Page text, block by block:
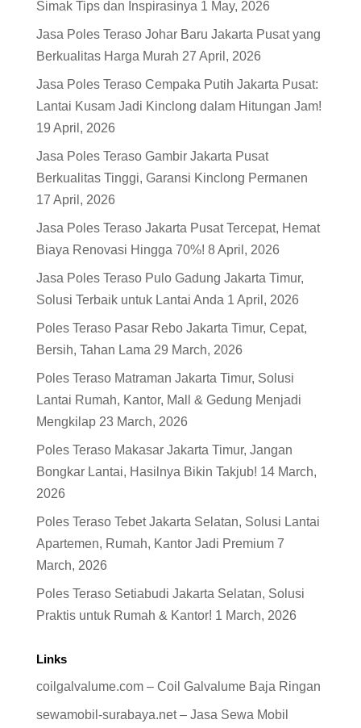
Simak Tips dan Inspirasinya 1 May, 2026
Jasa Poles Teraso Johar Baru Jakarta Pusat yang
Berkualitas Harga Murah 27 April, 2026
Jasa Poles Teraso Cempaka Putih Jakarta Pusat:
Lantai Kusam Jadi Kinclong dalam Hitungan Jam!
19 April, 2026
Jasa Poles Teraso Gambir Jakarta Pusat
Berkualitas Tinggi, Garansi Kinclong Permanen
17 April, 2026
Jasa Poles Teraso Jakarta Pusat Tercepat, Hemat
Biaya Renovasi Hingga 70%! 8 April, 2026
Jasa Poles Teraso Pulo Gadung Jakarta Timur,
Solusi Terbaik untuk Lantai Anda 1 April, 2026
Poles Teraso Pasar Rebo Jakarta Timur, Cepat,
Bersih, Tahan Lama 29 March, 2026
Poles Teraso Matraman Jakarta Timur, Solusi
Lantai Rumah, Kantor, Mall & Gedung Menjadi
Mengkilap 23 March, 2026
Poles Teraso Makasar Jakarta Timur, Jangan
Bongkar Lantai, Hasilnya Bikin Takjub! 14 March,
2026
Poles Teraso Tebet Jakarta Selatan, Solusi Lantai
Apartemen, Rumah, Kantor Jadi Premium 7
March, 2026
Poles Teraso Setiabudi Jakarta Selatan, Solusi
Praktis untuk Rumah & Kantor! 1 March, 2026
Links
coilgalvalume.com – Coil Galvalume Baja Ringan
sewamobil-surabaya.net – Jasa Sewa Mobil